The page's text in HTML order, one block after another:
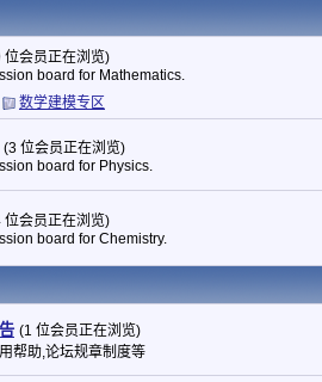
位会员正在浏览)
board for Mathematics.
数学建模专区
(3 位会员正在浏览)
board for Physics.
位会员正在浏览)
board for Chemistry.
(1 位会员正在浏览)
帮助,论坛规章制度等